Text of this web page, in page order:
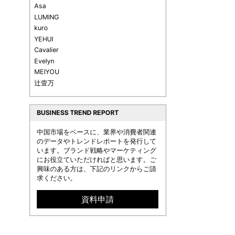
Asa
LUMING
kuro
YEHUI
Cavalier
Evelyn
MEIYOU
辻壹万
BUSINESS TREND REPORT
中国市場をベースに、業界や消費者関連
のデータやトレンドレポートを発行して
います。ブランド戦略やマーケティング
にお役立ていただければと思います。ご
興味のある方は、下記のリンクからご請
求ください。
資料申請